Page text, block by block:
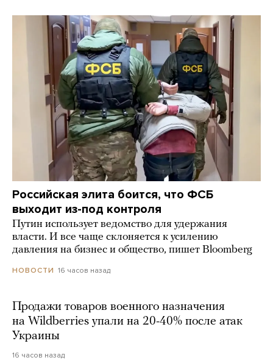
Российская элита боится, что ФСБ
выходит из-под контроля
Путин использует ведомство для удержания
власти. И все чаще склоняется к усилению
давления на бизнес и общество, пишет Bloomberg
НОВОСТИ 16 часов назад
Продажи товаров военного назначения
на Wildberries упали на 20-40% после атак
Украины
16 часов назад